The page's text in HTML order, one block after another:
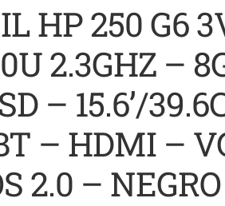
HP 250 G6
2.3GHZ –
– 15.6’/
– HDMI –
2.0 – NEGRO